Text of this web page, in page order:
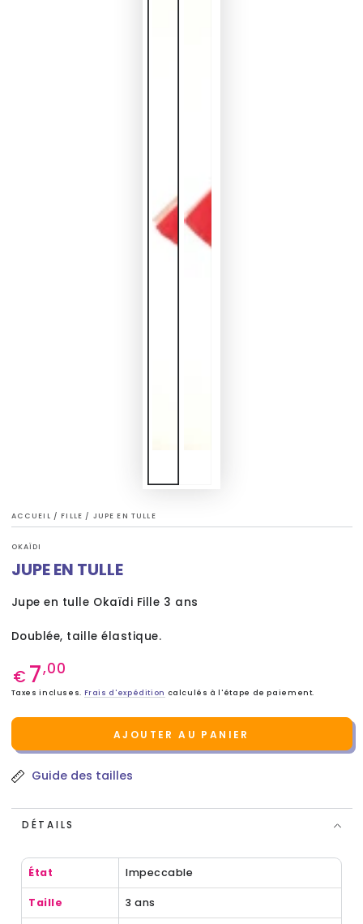
ACCUEIL / FILLE / JUPE EN TULLE
OKAÏDI
JUPE EN TULLE
Jupe en tulle Okaïdi Fille 3 ans
Doublée, taille élastique.
Prix
normal
€ 7,00
Taxes incluses. Frais d'expédition calculés à l'étape de paiement.
AJOUTER AU PANIER
Guide des tailles
DÉTAILS
État Impeccable
Taille 3 ans